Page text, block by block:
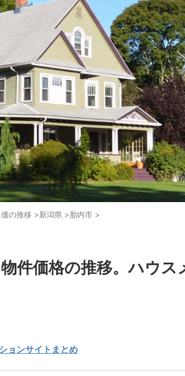
の推移 >新潟県 >胎内市 >
件価格の推移。ハウス
ョンサイトまとめ